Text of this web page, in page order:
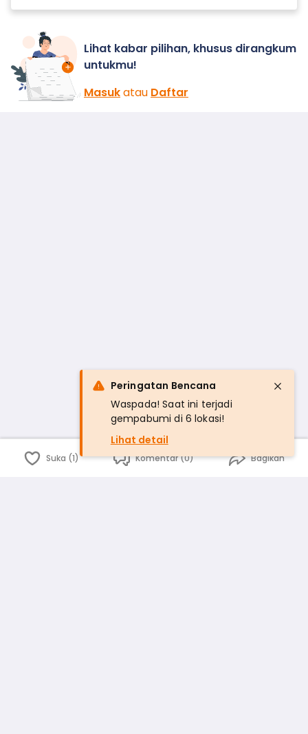
Lihat kabar pilihan, khusus dirangkum
untukmu!
Masukatau Daftar
Suka (1) Komentar (0) Bagikan
Peringatan Bencana
Waspada! Saat ini terjadi
gempabumi di 6 lokasi!
Lihat detail